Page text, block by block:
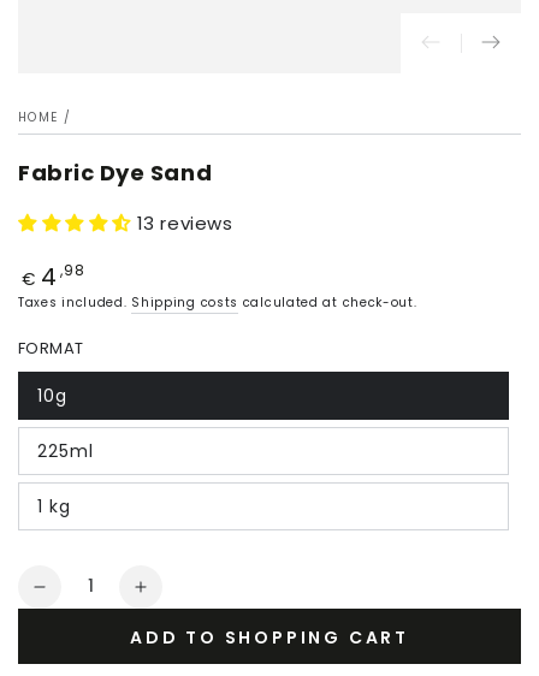
HOME /
Fabric Dye Sand
13 reviews
Price
€ 4 ,98
Taxes included. Shipping costs calculated at check-out.
FORMAT
10g
225ml
1 kg
Quantity
Decrease
Increase
for
ADD TO SHOPPING CART